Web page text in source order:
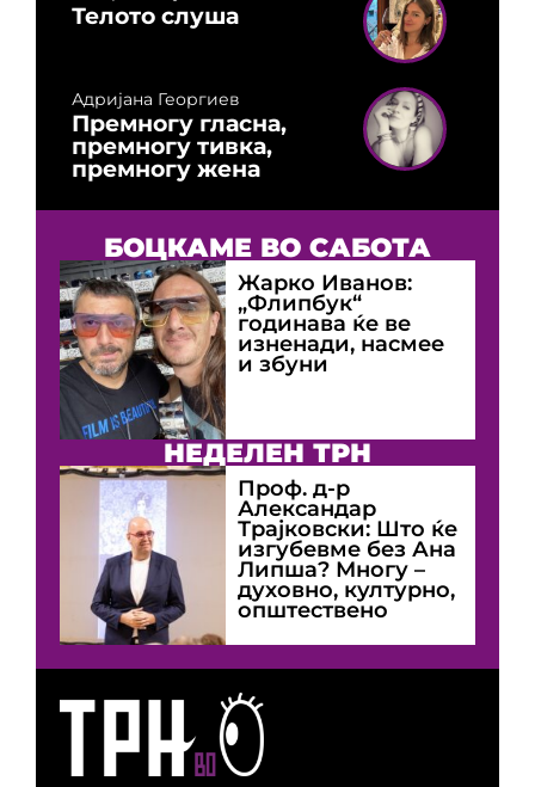
Телото слуша
Адријана Георгиев
Премногу гласна,
премногу тивка,
премногу жена
БОЦКАМЕ ВО САБОТА
Жарко Иванов:
„Флипбук“
годинава ќе ве
изненади, насмее
и збуни
НЕДЕЛЕН ТРН
Проф. д-р
Александар
Трајковски: Што ќе
изгубевме без Ана
Липша? Многу –
духовно, културно,
општествено